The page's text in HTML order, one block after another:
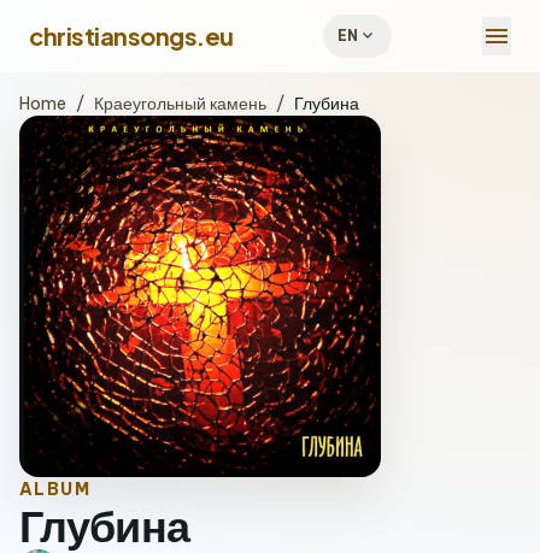
christiansongs.eu EN expand_more menu
Home / Краеугольный камень / Глубина
ALBUM
Глубина